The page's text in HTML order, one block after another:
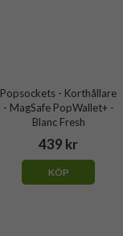
Popsockets - Korthållare
- MagSafe PopWallet+ -
Blanc Fresh
439 kr
KÖP